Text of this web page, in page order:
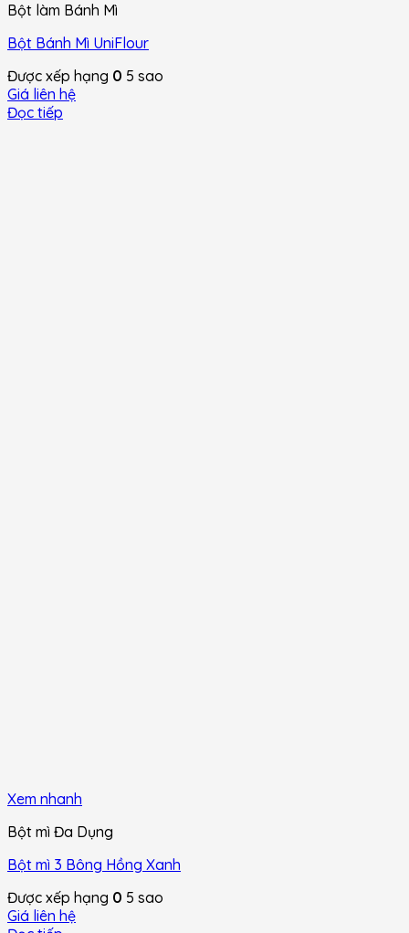
Bột làm Bánh Mì
Bột Bánh Mì UniFlour
Được xếp hạng 0 5 sao
Giá liên hệ
Đọc tiếp
Xem nhanh
Bột mì Đa Dụng
Bột mì 3 Bông Hồng Xanh
Được xếp hạng 0 5 sao
Giá liên hệ